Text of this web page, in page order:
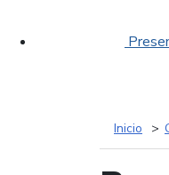
Inicio